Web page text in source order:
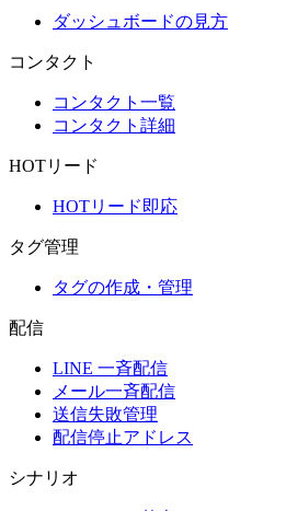
ダッシュボードの見方
コンタクト
コンタクト一覧
コンタクト詳細
HOTリード
HOTリード即応
タグ管理
タグの作成・管理
配信
LINE 一斉配信
メール一斉配信
送信失敗管理
配信停止アドレス
シナリオ